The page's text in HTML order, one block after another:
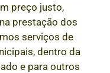
preço justo,
prestação dos
serviços de
dentro da
e para outros